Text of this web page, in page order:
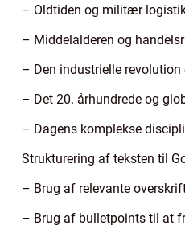
– Oldtiden og militær
– Middelalderen og
– Den industrielle
– Det 20. århundrede og
– Dagens komplekse
Strukturering af teksten til
– Brug af relevante
– Brug af bulletpoints til at